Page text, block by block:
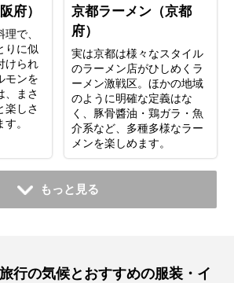
府）
で、
りに似
けられ
モンを
、まさ
楽しさ
。
京都ラーメン（京都
府）
実は京都は様々なスタイル
のラーメン店がひしめくラ
ーメン激戦区。ほかの地域
のように明確な定義はな
く、豚骨醬油・鶏ガラ・魚
介系など、多種多様なラー
メンを楽しめます。
もっと見る
行の気候とおすすめの服装・イ